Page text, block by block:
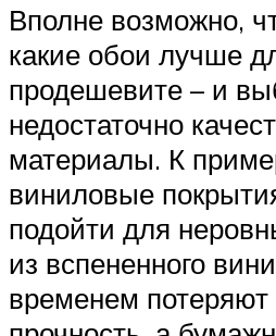
Вполне возможно,
какие обои лучше
продешевите – и
недостаточно
материалы. К
виниловые
подойти для
из вспененного
временем